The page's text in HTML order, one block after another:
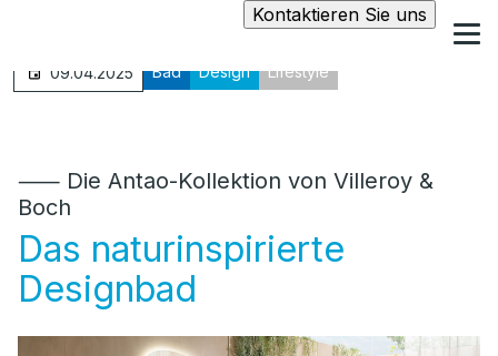
Kontaktieren Sie uns
09.04.2025 Bad Design Lifestyle
⸺ Die Antao-Kollektion von Villeroy &
Boch
Das naturinspirierte
Designbad